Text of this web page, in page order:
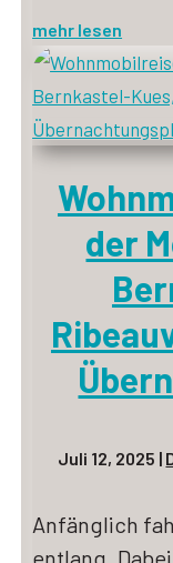
mehr lesen
der
Juli 12, 2025 |
Anfänglich
entlang.